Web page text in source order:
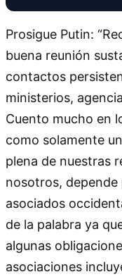
Prosigue Putin:
buena reunión
contactos
ministerios,
Cuento mucho en
como solamente
plena de nuestras
nosotros,
asociados
de la palabra ya
algunas
asociaciones